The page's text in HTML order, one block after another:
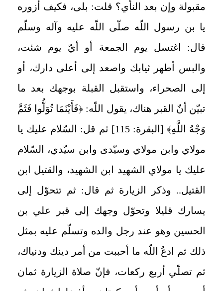
مقبولة وإن بعد النأي؟ قلت: بلى، فكيف أزوره
يا بن رسول اللّه صلّى اللّه عليه وآله وسلّم
قال: اغتسل يوم الجمعة أو أيّ يوم شئت،
والبس أطهر ثيابك واصعد إلى أعلى دارك، أو
إلى الصحراء، واستقبل القبلة بوجهك بعد ما
تبيّن أنّ القبر هناك، يقول اللّه: ﴿فَأَيْنَمَا تُوَلُّوا فَثَمَّ
وَجْهُ اللَّهِ﴾ [البقرة: 115] ثم قل: السّلام عليك يا
مولاي وابن مولاي وسيّدى وابن سيّدي، السّلام
عليك يا مولاي الشهيد ابن الشهيد، والقتيل ابن
القتيل.. وذكر الزيارة ثم قال: ثم تتحوّل إلى
يسارك قليلا وتحوّل وجهك إلى قبر علي بن
الحسين وهو عند رجل والده وتسلّم عليه بمثل
ذلك ثم ادعُ اللّه ما أحببت من أمر دينك ودنياك،
ثم تصلّي أربع ركعات، فإنّ صلاة الزيارة ثمان